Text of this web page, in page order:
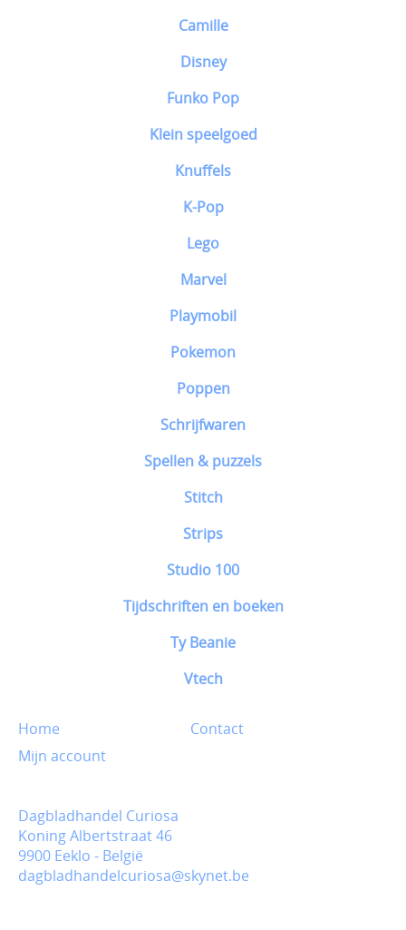
Camille
Disney
Funko Pop
Klein speelgoed
Knuffels
K-Pop
Lego
Marvel
Playmobil
Pokemon
Poppen
Schrijfwaren
Spellen & puzzels
Stitch
Strips
Studio 100
Tijdschriften en boeken
Ty Beanie
Vtech
Home
Contact
Mijn account
Dagbladhandel Curiosa
Koning Albertstraat 46
9900 Eeklo - België
dagbladhandelcuriosa@skynet.be